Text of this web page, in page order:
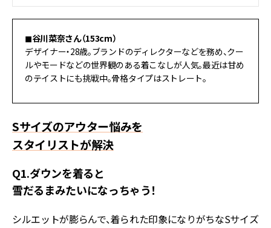
◼︎谷川菜奈さん（153cm）
デザイナー・28歳。ブランドのディレクターなどを務め、クー
ルやモードなどの世界観のある着こなしが人気。最近は甘め
のテイストにも挑戦中。骨格タイプはストレート。
Sサイズのアウター悩みを
スタイリストが解決
Q1.ダウンを着ると
雪だるまみたいになっちゃう！
シルエットが膨らんで、着られた印象になりがちなSサイズ